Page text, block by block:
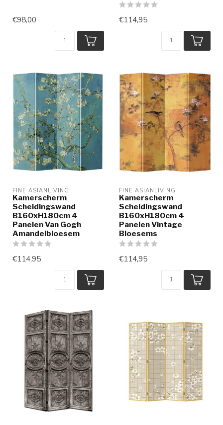
€98,00 €114,95
FINE ASIANLIVING
Kamerscherm
Scheidingswand
B160xH180cm 4
Panelen Van Gogh
Amandelbloesem
€114,95
FINE ASIANLIVING
Kamerscherm
Scheidingswand
B160xH180cm 4
Panelen Vintage
Bloesems
€114,95